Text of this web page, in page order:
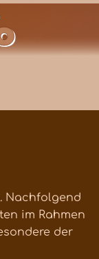
Nachfolgend
im Rahmen
der